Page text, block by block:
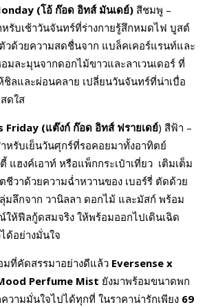
(โอ้ ก๊อด อิทส์ มันเดย์) สีชมพู –
หรับเช้าวันจันทร์ที่ร่างกายรู้สึกหมดไฟ บูสต์
วด้วยความสดชื่นจาก แบล็คเคอร์แรนท์และ
มละมุนจากดอกไม้ขาวและลาเวนเดอร์ ที่
ลและผ่อนคลาย เปลี่ยนวันจันทร์ที่น่าเบื่อ
ดใส
Friday (แต๊งก์ ก๊อด อิทส์ ฟรายเดย์) สีฟ้า –
หรับเย็นวันศุกร์ที่รอคอยมาทั้งอาทิตย์
แฮงค์เอาท์ หรือแพ็กกระเป๋าเที่ยว เติมเต็ม
วาด้วยความฉ่ำหวานของ เบอร์รี่ ตัดด้วย
ลึกจาก วานิลลา ดอกไม้ และมัสก์ พร้อม
ห้ฟีลกู้ดสมจริง ให้พร้อมออกไปเดินเฉิด
ด้อย่างมั่นใจ
ที่คัดสรรมาอย่างดีแล้ว Eversense x
Perfume Mist ยังมาพร้อมขนาดพก
วามมั่นใจไปได้ทุกที่ ในราคาน่ารักเพียง 69